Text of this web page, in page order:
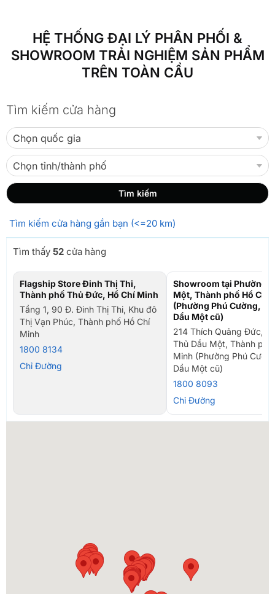
HỆ THỐNG ĐẠI LÝ PHÂN PHỐI &
SHOWROOM TRẢI NGHIỆM SẢN PHẨM
TRÊN TOÀN CẦU
Tìm kiếm cửa hàng
Tìm kiếm cửa hàng gần bạn (<=20 km)
Tìm thấy 52 cửa hàng
Flagship Store Đinh Thị Thi,
Thành phố Thủ Đức, Hồ Chí Minh
Tầng 1, 90 Đ. Đinh Thị Thi, Khu đô
Thị Vạn Phúc, Thành phố Hồ Chí
Minh
1800 8134
Chỉ Đường
Showroom tại Phường
Một, Thành phố Hồ Chí
(Phường Phú Cường,
Dầu Một cũ)
214 Thích Quảng Đức,
Thủ Dầu Một, Thành phố
Minh (Phường Phú
Dầu Một cũ)
1800 8093
Chỉ Đường